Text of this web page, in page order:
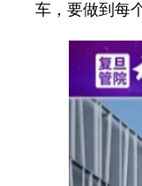
车，要做到每